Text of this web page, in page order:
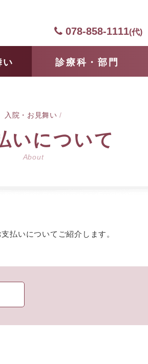
078-858-1111(代)
い 診療科・部門
⼊院・お見舞い /
いについて
About
払いについてご紹介します。